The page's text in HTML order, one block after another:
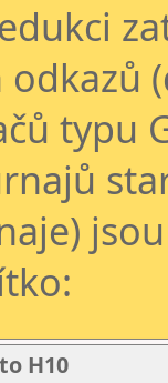
typu
H10